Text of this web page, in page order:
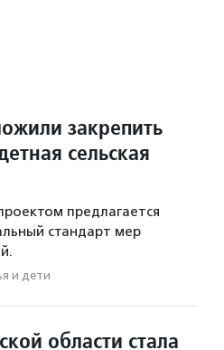
закрепить
сельская
предлагается
стандарт мер
и дети
области стала